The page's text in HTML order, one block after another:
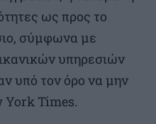
ως προς το
σύμφωνα με
υπηρεσιών
υπό τον όρο να μην
York Times.